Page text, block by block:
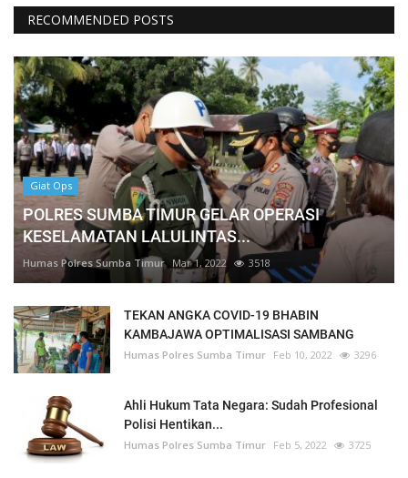
RECOMMENDED POSTS
Giat Ops
POLRES SUMBA TIMUR GELAR OPERASI
KESELAMATAN LALULINTAS...
Humas Polres Sumba Timur Mar 1, 2022 3518
TEKAN ANGKA COVID-19 BHABIN
KAMBAJAWA OPTIMALISASI SAMBANG
Humas Polres Sumba Timur Feb 10, 2022 3296
Ahli Hukum Tata Negara: Sudah Profesional
Polisi Hentikan...
Humas Polres Sumba Timur Feb 5, 2022 3725